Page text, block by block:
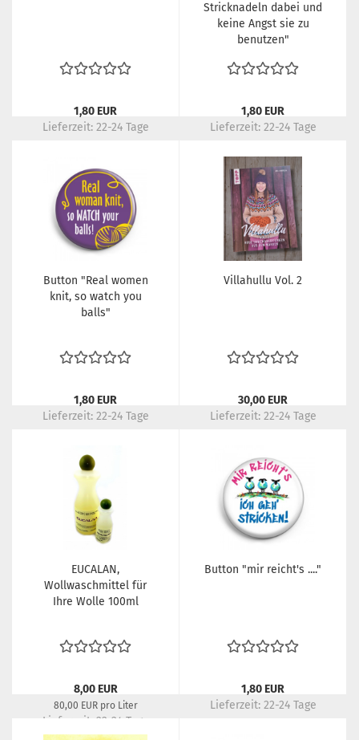
1,80 EUR
Lieferzeit: 22-24 Tage
Stricknadeln dabei und
keine Angst sie zu
benutzen"
1,80 EUR
Lieferzeit: 22-24 Tage
Button "Real women
knit, so watch you
balls"
1,80 EUR
Lieferzeit: 22-24 Tage
Villahullu Vol. 2
30,00 EUR
Lieferzeit: 22-24 Tage
EUCALAN,
Wollwaschmittel für
Ihre Wolle 100ml
8,00 EUR
80,00 EUR pro Liter
Lieferzeit: 22-24 Tage
Button "mir reicht's ...."
1,80 EUR
Lieferzeit: 22-24 Tage